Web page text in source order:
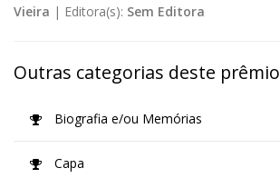
Vieira | Editora(s): Sem Editora
Outras categorias deste prêmio
Biografia e/ou Memórias
Capa